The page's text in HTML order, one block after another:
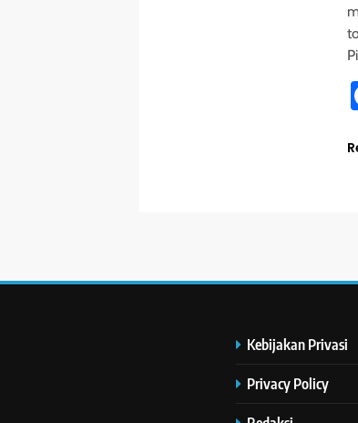
Kebijakan Privasi
Privacy Policy